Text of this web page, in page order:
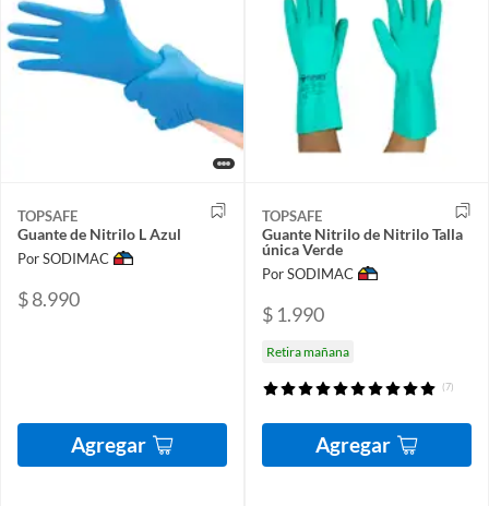
TOPSAFE
Guante de Nitrilo L Azul
Por SODIMAC
$ 8.990
Agregar
TOPSAFE
Guante Nitrilo de Nitrilo Talla
única Verde
Por SODIMAC
$ 1.990
Retira mañana
(7)
Agregar